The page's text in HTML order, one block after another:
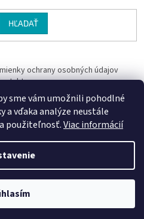
sme vám umožnili pohodlné
a vďaka analýze neustále
použiteľnosť.Viac informácií
HĽADAŤ
ochrany osobných údajov
podmienky
Shoptet
. Všetky práva vyhradené.